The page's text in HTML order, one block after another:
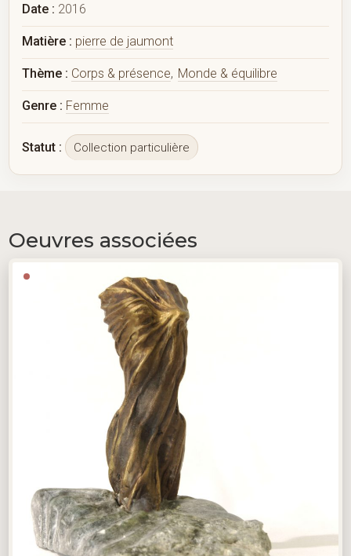
Date : 2016
Matière : pierre de jaumont
Thème : Corps & présence, Monde & équilibre
Genre : Femme
Statut : Collection particulière
Oeuvres associées